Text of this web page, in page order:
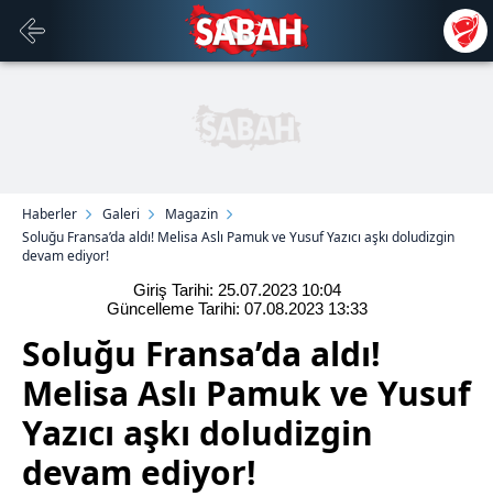
Haberler Galeri
Magazin
Soluğu Fransa’da aldı! Melisa Aslı Pamuk ve Yusuf Yazıcı aşkı doludizgin
devam ediyor!
Giriş Tarihi: 25.07.2023 10:04
Güncelleme Tarihi: 07.08.2023 13:33
Soluğu Fransa’da aldı!
Melisa Aslı Pamuk ve Yusuf
Yazıcı aşkı doludizgin
devam ediyor!